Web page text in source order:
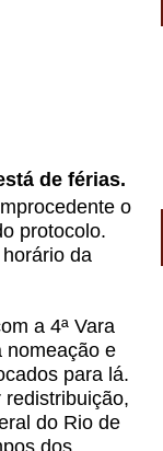
de férias.
o
protocolo.
da
a 4ª Vara
nomeação e
para lá.
redistribuição,
do Rio de
dos